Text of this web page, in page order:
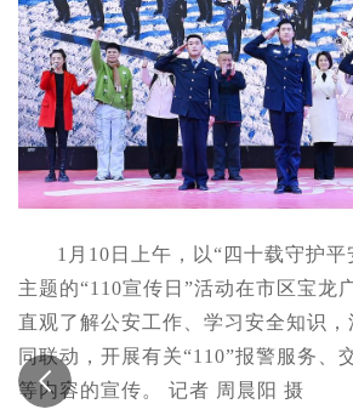
1月10日上午，以“四十载守护平
主题的“110宣传日”活动在市区宝龙
直观了解公安工作、学习安全知识
同联动，开展有关“110”报警服务、
等内容的宣传。 记者 周晨阳 摄